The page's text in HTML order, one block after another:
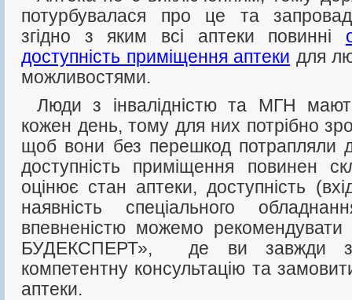
потурбувалася про це та
згідно з яким всі аптеки повинні
доступність приміщення аптеки для
можливостями.
Люди з інвалідністю та МГН мають потребу у ліках
кожен день, тому для них потрібно
щоб вони без перешкод потрапляли
доступність приміщення повинен
оцінює стан аптеки, доступність
наявність спеціального
впевненістю можемо
БУДЕКСПЕРТ», де ви завжди
компетентну консультацію та
аптеки.